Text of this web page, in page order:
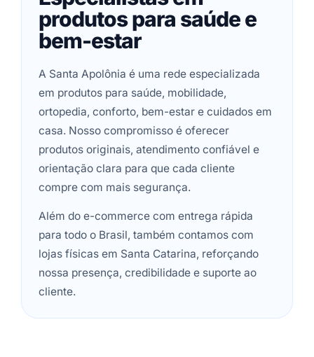
produtos para saúde e
bem-estar
A Santa Apolônia é uma rede especializada
em produtos para saúde, mobilidade,
ortopedia, conforto, bem-estar e cuidados em
casa. Nosso compromisso é oferecer
produtos originais, atendimento confiável e
orientação clara para que cada cliente
compre com mais segurança.
Além do e-commerce com entrega rápida
para todo o Brasil, também contamos com
lojas físicas em Santa Catarina, reforçando
nossa presença, credibilidade e suporte ao
cliente.